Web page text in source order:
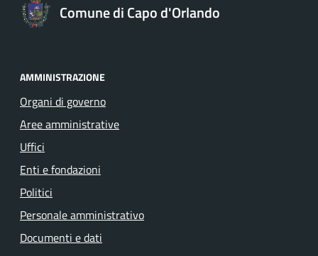
Comune di Capo d'Orlando
AMMINISTRAZIONE
Organi di governo
Aree amministrative
Uffici
Enti e fondazioni
Politici
Personale amministrativo
Documenti e dati